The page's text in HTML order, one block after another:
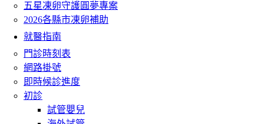
五星凍卵守護圓夢專案
2026各縣市凍卵補助
就醫指南
門診時刻表
網路掛號
即時候診進度
初診
試管嬰兒